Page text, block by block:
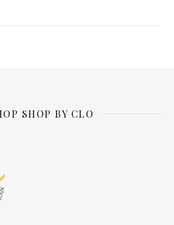
SHOP BY CLO